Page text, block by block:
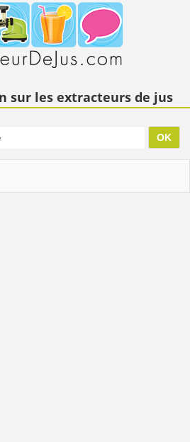
sur les extracteurs de jus